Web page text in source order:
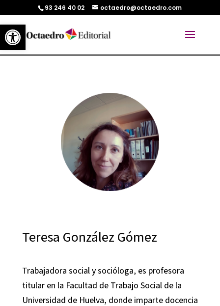
Abrir barra de herramientas
93 246 40 02 octaedro@octaedro.com
Teresa González Gómez
Trabajadora social y socióloga, es profesora
titular en la Facultad de Trabajo Social de la
Universidad de Huelva, donde imparte docencia